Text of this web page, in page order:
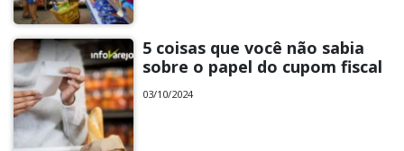
5 coisas que você não sabia
sobre o papel do cupom fiscal
03/10/2024